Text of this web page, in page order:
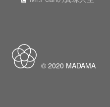
© 2020 MADAMA